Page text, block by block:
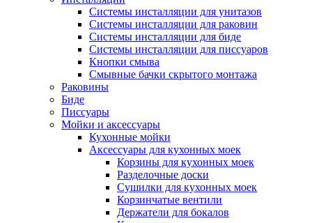
Системы инсталляции для унитазов
Системы инсталляции для раковин
Системы инсталляции для биде
Системы инсталляции для писсуаров
Кнопки смыва
Смывные бачки скрытого монтажа
Раковины
Биде
Писсуары
Мойки и аксессуары
Кухонные мойки
Аксессуары для кухонных моек
Корзины для кухонных моек
Разделочные доски
Сушилки для кухонных моек
Корзинчатые вентили
Держатели для бокалов